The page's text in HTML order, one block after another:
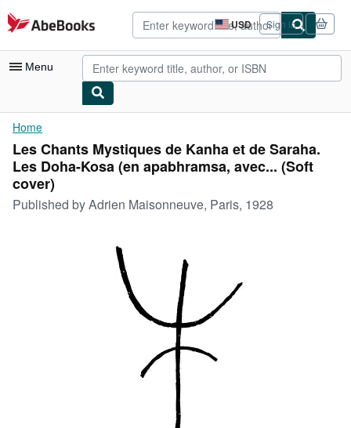
Skip to main content
AbeBooks.com USD
Site
shopping
preferences
Sign in
Menu
My Account
My Purchases
Advanced Search
Browse Collections
CLOSE
Home
Les Chants Mystiques de Kanha et de Saraha.
Les Doha-Kosa (en apabhramsa, avec... (Soft
cover)
Published byAdrien Maisonneuve, Paris, 1928